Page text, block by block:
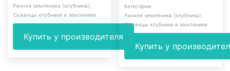
Ранняя земляника (клубника)
Саженцы клубники и земляники
Купить у производителя
Категории:
Ранняя земляника (клубника)
Саженцы клубники и земляники
Купить у